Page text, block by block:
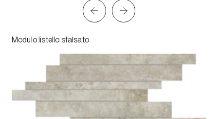
Modulo listello sfalsato